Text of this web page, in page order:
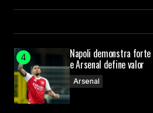
Napoli demonstra
e Arsenal define valor
Arsenal